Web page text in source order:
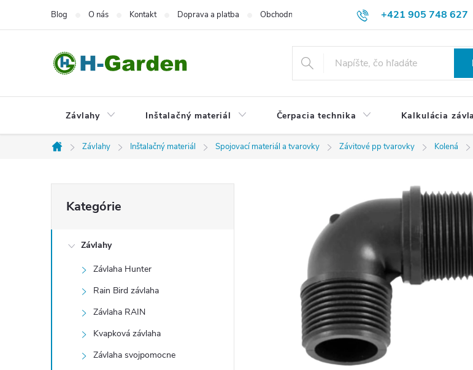
+421 905 748 627
Blog O nás Kontakt Doprava a platba Obchodné podmienky Ochrana osobných údajov
Závlahy Inštalačný materiál Čerpacia technika Kalkulácia
Domov
Závlahy Inštalačný materiál Spojovací materiál a tvarovky Závitové pp tvarovky Kolená
o
kategórie
Kategórie
Závlahy
Závlaha Hunter
Rain Bird závlaha
Závlaha RAIN
Kvapková závlaha
Závlaha svojpomocne